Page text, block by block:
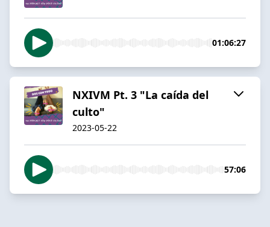
01:06:27
NXIVM Pt. 3 "La caída del
culto"
2023-05-22
57:06